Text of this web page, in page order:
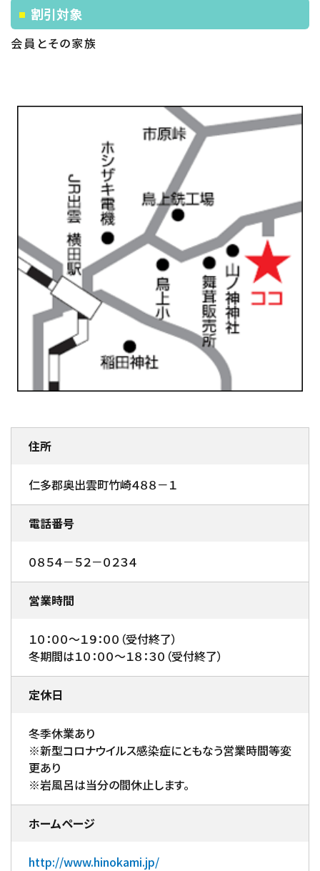
割引対象
会員とその家族
住所
仁多郡奥出雲町竹崎４８８－１
電話番号
０８５４－５２－０２３４
営業時間
１０：００～１９：００（受付終了）
冬期間は１０：００～１８：３０（受付終了）
定休日
冬季休業あり
※新型コロナウイルス感染症にともなう営業時間等変
更あり
※岩風呂は当分の間休止します。
ホームページ
http://www.hinokami.jp/